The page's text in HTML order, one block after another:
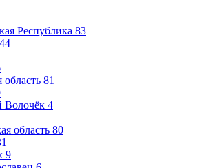
Республика 83
44
область 81
4
область 80
9